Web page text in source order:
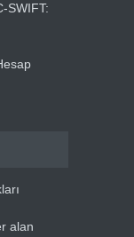
SWIFT:
alan